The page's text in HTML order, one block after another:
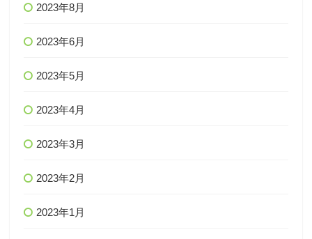
2023年8月
2023年6月
2023年5月
2023年4月
2023年3月
2023年2月
2023年1月